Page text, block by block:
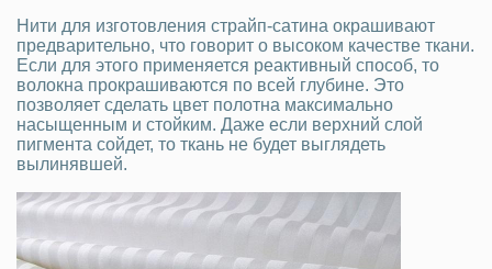
Нити для изготовления страйп-сатина окрашивают
предварительно, что говорит о высоком качестве ткани.
Если для этого применяется реактивный способ, то
волокна прокрашиваются по всей глубине. Это
позволяет сделать цвет полотна максимально
насыщенным и стойким. Даже если верхний слой
пигмента сойдет, то ткань не будет выглядеть
вылинявшей.